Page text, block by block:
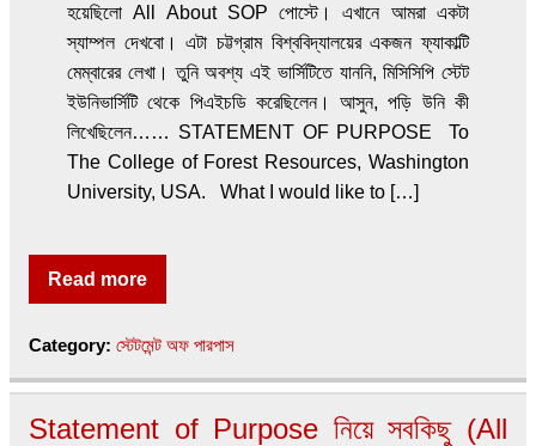
হয়েছিলো All About SOP পোস্টে। এখানে আমরা একটা
স্যাম্পল দেখবো। এটা চট্টগ্রাম বিশ্ববিদ্যালয়ের একজন ফ্যাকাল্টি
মেম্বারের লেখা। তুনি অবশ্য এই ভার্সিটিতে যাননি, মিসিসিপি স্টেট
ইউনিভার্সিটি থেকে পিএইচডি করেছিলেন। আসুন, পড়ি উনি কী
লিখেছিলেন…… STATEMENT OF PURPOSE To
The College of Forest Resources, Washington
University, USA. What I would like to […]
Read more
Category: স্টেটমেন্ট অফ পারপাস
Statement of Purpose নিয়ে সবকিছু (All